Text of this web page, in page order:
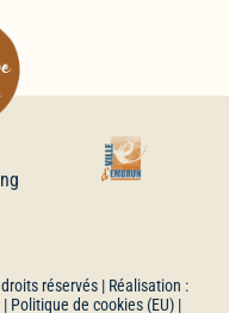
droits réservés | Réalisation :
| Politique de cookies (EU) |